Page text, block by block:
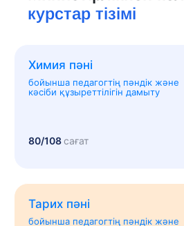
курстар тізімі
Химия пәні
бойынша педагогтің пәндік және
кәсіби құзыреттілігін дамыту
80/108сағат
Тарих пәні
бойынша педагогтің пәндік және